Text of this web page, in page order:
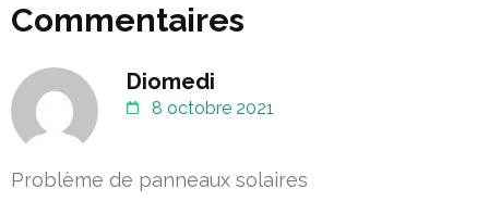
Commentaires
Diomedi
8 octobre 2021
Problème de panneaux solaires